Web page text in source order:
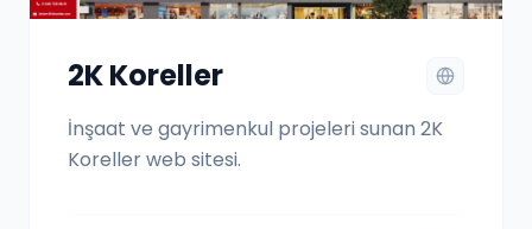
2K Koreller
İnşaat ve gayrimenkul projeleri sunan 2K
Koreller web sitesi.